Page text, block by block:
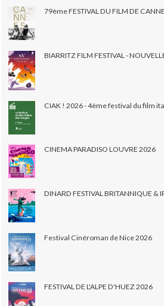
79ème FESTIVAL DU FILM DE
BIARRITZ FILM FESTIVAL -
CIAK ! 2026 - 4ème festival du film
CINEMA PARADISO LOUVRE 2026
DINARD FESTIVAL BRITANNIQUE &
Festival Cinéroman de Nice 2026
FESTIVAL DE L'ALPE D'HUEZ 2026